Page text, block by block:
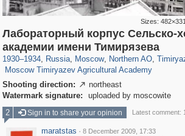
Sizes: 482×331
Лабораторный корпус Сельско-
академии имени Тимирязева
1930–1934, Russia
1,407,328 29,248
, Moscow
319,882 8,286
, Northern AO
22,544 598
,
2,961
Moscow Timiryazev Agricultural Academy
1,466 90
Shooting direction:  northeast
Watermark signature:
uploaded by moscowite
2
Sign in to share your opinion Latest comment:
maratstas · 8 December 2009, 17:33